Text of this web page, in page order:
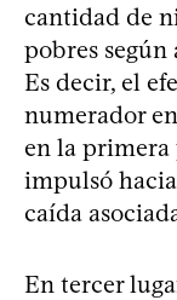
cantidad de
pobres según
Es decir, el
numerador
en la primera
impulsó
caída
En tercer